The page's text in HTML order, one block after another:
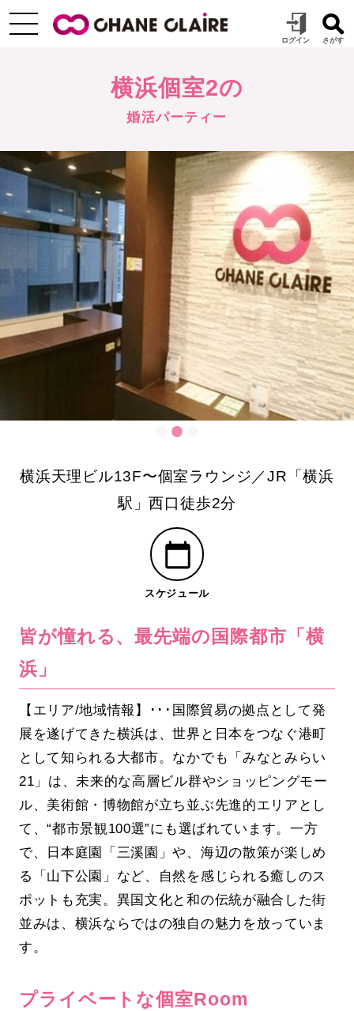
横浜個室2の
婚活パーティー
横浜天理ビル13F〜個室ラウンジ／JR「横浜
駅」西口徒歩2分
スケジュール
皆が憧れる、最先端の国際都市「横
浜」
【エリア/地域情報】･･･国際貿易の拠点として発
展を遂げてきた横浜は、世界と日本をつなぐ港町
として知られる大都市。なかでも「みなとみらい
21」は、未来的な高層ビル群やショッピングモー
ル、美術館・博物館が立ち並ぶ先進的エリアとし
て、“都市景観100選”にも選ばれています。一方
で、日本庭園「三溪園」や、海辺の散策が楽しめ
る「山下公園」など、自然を感じられる癒しのス
ポットも充実。異国文化と和の伝統が融合した街
並みは、横浜ならではの独自の魅力を放っていま
す。
プライベートな個室Room